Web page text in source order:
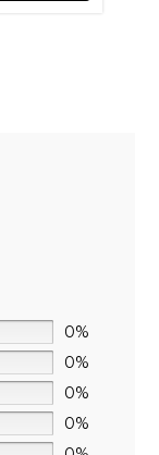
0%
0%
0%
0%